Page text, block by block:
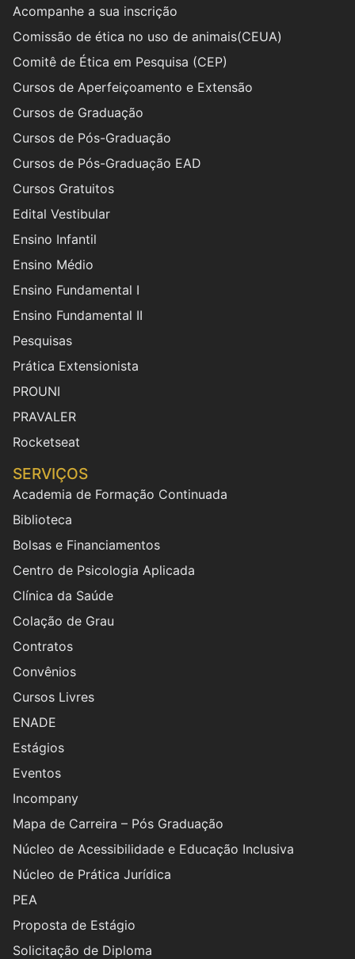
Acompanhe a sua inscrição
Comissão de ética no uso de animais(CEUA)
Comitê de Ética em Pesquisa (CEP)
Cursos de Aperfeiçoamento e Extensão
Cursos de Graduação
Cursos de Pós-Graduação
Cursos de Pós-Graduação EAD
Cursos Gratuitos
Edital Vestibular
Ensino Infantil
Ensino Médio
Ensino Fundamental I
Ensino Fundamental II
Pesquisas
Prática Extensionista
PROUNI
PRAVALER
Rocketseat
SERVIÇOS
Academia de Formação Continuada
Biblioteca
Bolsas e Financiamentos
Centro de Psicologia Aplicada
Clínica da Saúde
Colação de Grau
Contratos
Convênios
Cursos Livres
ENADE
Estágios
Eventos
Incompany
Mapa de Carreira – Pós Graduação
Núcleo de Acessibilidade e Educação Inclusiva
Núcleo de Prática Jurídica
PEA
Proposta de Estágio
Solicitação de Diploma